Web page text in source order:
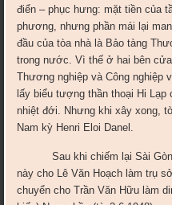
điển – phục hưng: mặt tiền của
phương, nhưng phần mái lại
đầu của tòa nhà là Bảo tàng
trong nước. Vì thế ở hai bên
Thương nghiệp và Công nghiệp
lấy biểu tượng thần thoại Hi
nhiệt đới. Nhưng khi xây xong,
Nam kỳ Henri Eloi Danel.
Sau khi chiếm lại Sài Gòn,
này cho Lê Văn Hoạch làm trụ
chuyển cho Trần Văn Hữu làm